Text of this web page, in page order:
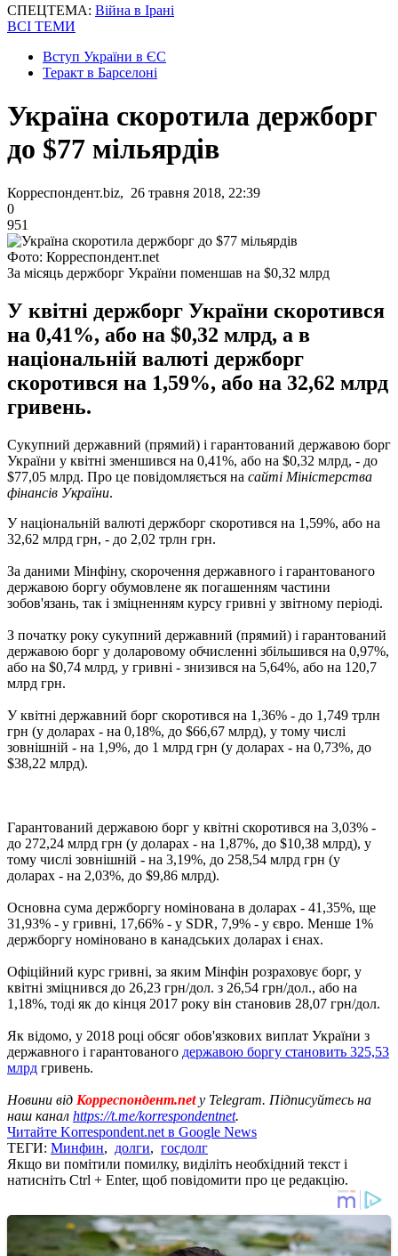
СПЕЦТЕМА: Війна в Ірані
ВСІ ТЕМИ
Вступ України в ЄС
Теракт в Барселоні
Україна скоротила держборг
до $77 мільярдів
Корреспондент.biz, 26 травня 2018, 22:39
0
951
Фото: Корреспондент.net
За місяць держборг України поменшав на $0,32 млрд
У квітні держборг України скоротився
на 0,41%, або на $0,32 млрд, а в
національній валюті держборг
скоротився на 1,59%, або на 32,62 млрд
гривень.
Сукупний державний (прямий) і гарантований державою борг
України у квітні зменшився на 0,41%, або на $0,32 млрд, - до
$77,05 млрд. Про це повідомляється на сайті Міністерства
фінансів України.
У національній валюті держборг скоротився на 1,59%, або на
32,62 млрд грн, - до 2,02 трлн грн.
За даними Мінфіну, скорочення державного і гарантованого
державою боргу обумовлене як погашенням частини
зобов'язань, так і зміцненням курсу гривні у звітному періоді.
З початку року сукупний державний (прямий) і гарантований
державою борг у доларовому обчисленні збільшився на 0,97%,
або на $0,74 млрд, у гривні - знизився на 5,64%, або на 120,7
млрд грн.
У квітні державний борг скоротився на 1,36% - до 1,749 трлн
грн (у доларах - на 0,18%, до $66,67 млрд), у тому числі
зовнішній - на 1,9%, до 1 млрд грн (у доларах - на 0,73%, до
$38,22 млрд).
Гарантований державою борг у квітні скоротився на 3,03% -
до 272,24 млрд грн (у доларах - на 1,87%, до $10,38 млрд), у
тому числі зовнішній - на 3,19%, до 258,54 млрд грн (у
доларах - на 2,03%, до $9,86 млрд).
Основна сума держборгу номінована в доларах - 41,35%, ще
31,93% - у гривні, 17,66% - у SDR, 7,9% - у євро. Менше 1%
держборгу номіновано в канадських доларах і єнах.
Офіційний курс гривні, за яким Мінфін розраховує борг, у
квітні зміцнився до 26,23 грн/дол. з 26,54 грн/дол., або на
1,18%, тоді як до кінця 2017 року він становив 28,07 грн/дол.
Як відомо, у 2018 році обсяг обов'язкових виплат України з
державного і гарантованого державою боргу становить 325,53
млрд гривень.
Новини від Корреспондент.netу Telegram. Підписуйтесь на
наш канал https://t.me/korrespondentnet.
Читайте Korrespondent.net в Google News
ТЕГИ: Минфин, долги, госдолг
Якщо ви помітили помилку, виділіть необхідний текст і
натисніть Ctrl + Enter, щоб повідомити про це редакцію.